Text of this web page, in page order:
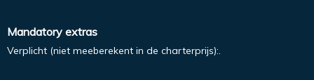
Mandatory extras
Verplicht (niet meeberekent in de charterprijs):.